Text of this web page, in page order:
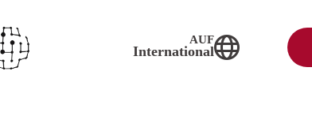
AUF
International